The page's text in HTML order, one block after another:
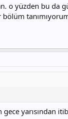
yüzden bu da
tanımıyorum.
yarısından